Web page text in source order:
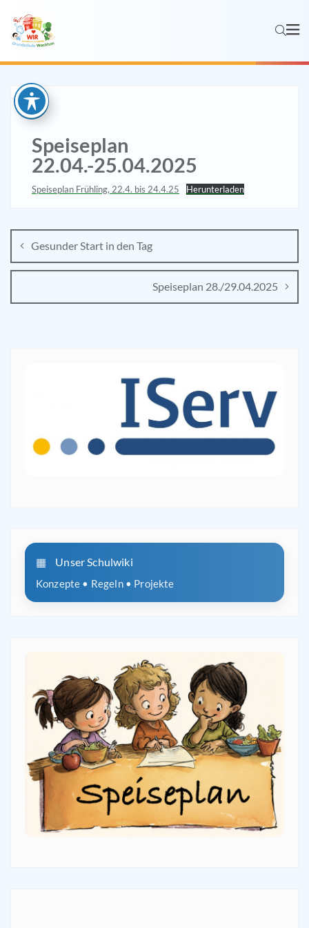
Speiseplan
22.04.-25.04.2025
Speiseplan Frühling, 22.4. bis 24.4.25 Herunterladen
Gesunder Start in den Tag
Speiseplan 28./29.04.2025
Unser Schulwiki
Konzepte • Regeln • Projekte